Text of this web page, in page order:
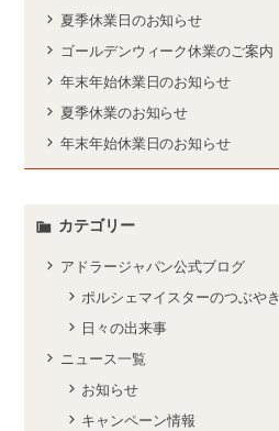
夏季休業日のお知らせ
ゴールデンウィーク休業のご案内
年末年始休業日のお知らせ
夏季休業のお知らせ
年末年始休業日のお知らせ
カテゴリー
アドラージャパン公式ブログ
ポルシェマイスターのつぶやき
日々の出来事
ニュース一覧
お知らせ
キャンペーン情報